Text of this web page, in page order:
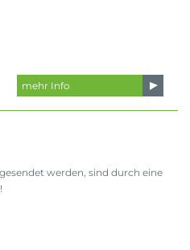
mehr Info
werden, sind durch eine